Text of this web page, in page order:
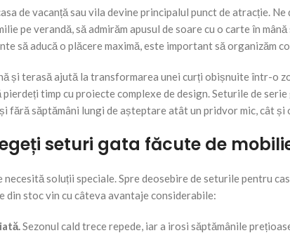
de vacanță sau vila devine principalul punct de atracție.
pe verandă, să admirăm apusul de soare cu o carte în mână
să aducă o plăcere maximă, este important să organizăm
și terasă ajută la transformarea unei curți obișnuite într-o
pierdeți timp cu proiecte complexe de design. Seturile de
fără săptămâni lungi de așteptare atât un pridvor mic, cât și
seturi gata făcute de
soluții speciale. Spre deosebire de seturile pentru
din stoc vin cu câteva avantaje considerabile:
Sezonul cald trece repede, iar a irosi săptămânile